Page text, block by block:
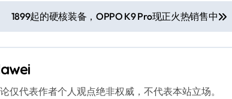
1899起的硬核装备，OPPO K9 Pro现正火热销售中
仅代表作者个人观点绝非权威，不代表本站立场。